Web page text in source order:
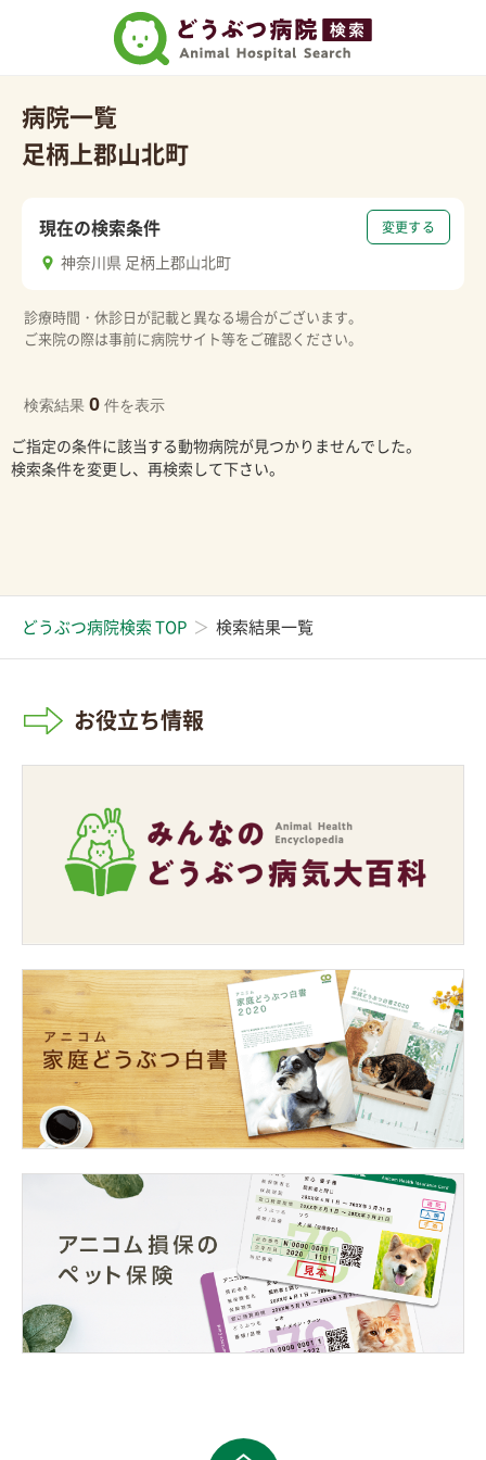
病院一覧
足柄上郡山北町
変更する
現在の検索条件
神奈川県 足柄上郡山北町
診療時間・休診日が記載と異なる場合がございます。
ご来院の際は事前に病院サイト等をご確認ください。
検索結果 0 件を表示
ご指定の条件に該当する動物病院が見つかりませんでした。
検索条件を変更し、再検索して下さい。
どうぶつ病院検索 TOP 検索結果一覧
お役立ち情報